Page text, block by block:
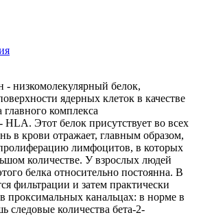
- низкомолекулярный белок,
ядерных клеток в качестве
комплекса
HLA. Этот белок присутствует во всех
в крови отражает, главным образом,
лимфоцитов, в которых
количестве. У взрослых людей
белка относительно постоянна. В
фильтрации и затем практически
проксимальных канальцах: в норме в
следовые количества бета-2-